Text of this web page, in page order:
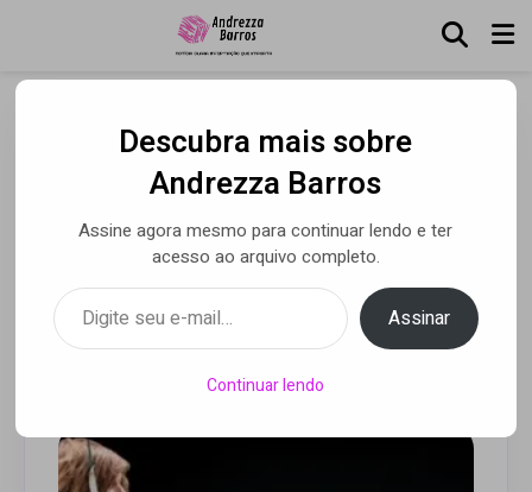
The Lemonheads
compartilham o novo
single e videoclipe “The
Key of Victory”
Por Luca Moreira• 05 ago 2025
Descubra mais sobre
Andrezza Barros
Assine agora mesmo para continuar lendo e ter
acesso ao arquivo completo.
Digite seu e-mail…
Assinar
Continuar lendo